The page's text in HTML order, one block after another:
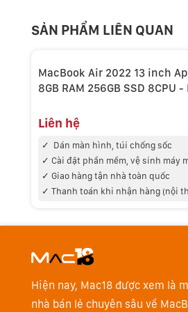
M2 trang bị CPU 8 nhân
thế hệ mới của Apple với số
trợ bộ nhớ hợp nhất tốc độ
SẢN PHẨM LIÊN QUAN
MacBook Air 2022 13 inch
8GB RAM 256GB SSD 8CPU -
Liên hệ
✓ Dán màn hình, túi chống sốc
✓ Cài đặt phần mềm, vệ sinh máy
✓ Giao hàng tận nhà toàn quốc
✓ Thanh toán khi nhận hàng (nội
Hiện nay, Mac18 được xem là
nhà bán lẻ chuyên sâu về